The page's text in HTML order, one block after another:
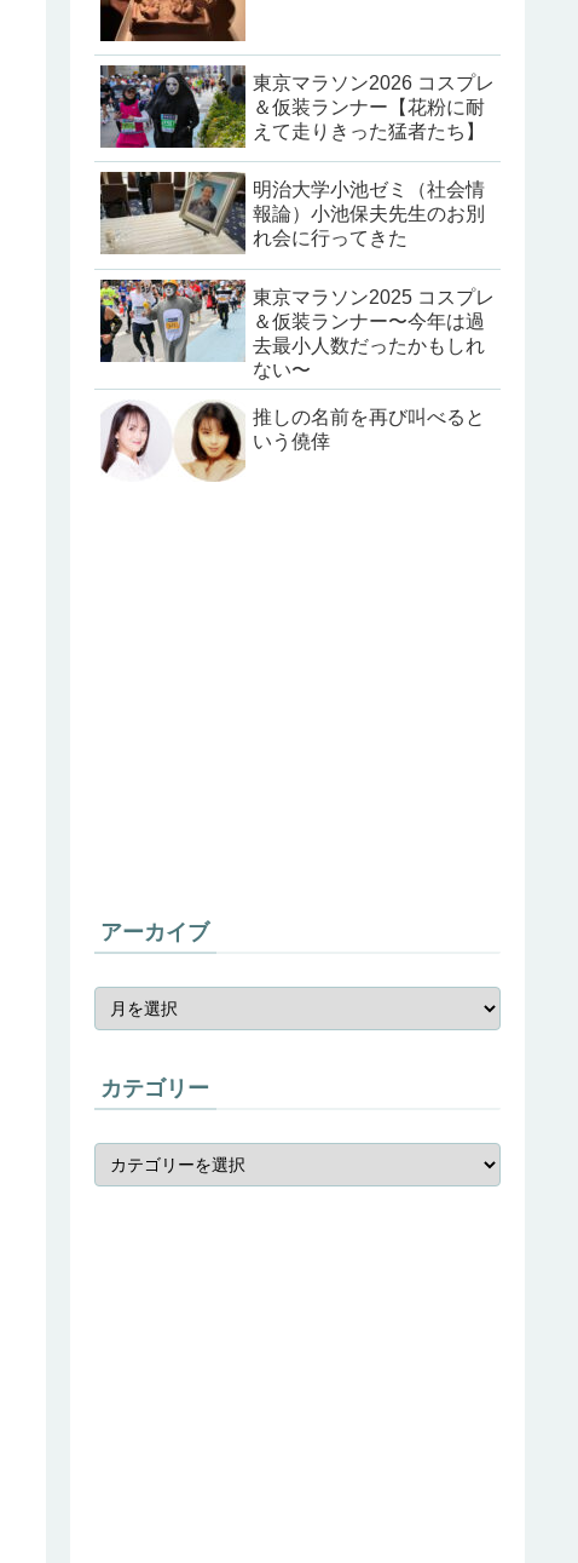
東京マラソン2026 コスプレ
＆仮装ランナー【花粉に耐
えて走りきった猛者たち】
明治大学小池ゼミ（社会情
報論）小池保夫先生のお別
れ会に行ってきた
東京マラソン2025 コスプレ
＆仮装ランナー〜今年は過
去最小人数だったかもしれ
ない〜
推しの名前を再び叫べると
いう僥倖
アーカイブ
カテゴリー